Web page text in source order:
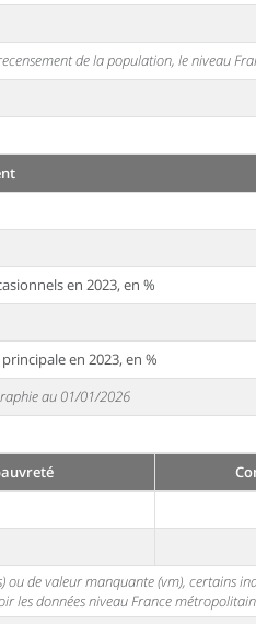
de la population, le niveau
en 2023, en %
en 2023, en %
au 01/01/2026
ou de valeur manquante (vm), certains
les données niveau France